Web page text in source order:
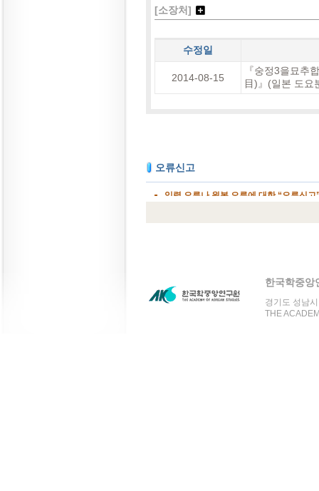
[소장처]
수정일
2014-08-15
『숭정3을묘추
目)』(일본 도
한국학중앙
경기도 성남
THE